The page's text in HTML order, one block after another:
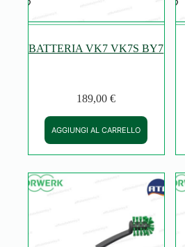
BATTERIA VK7 VK7S BY7
189,00€
AGGIUNGI AL CARRELLO